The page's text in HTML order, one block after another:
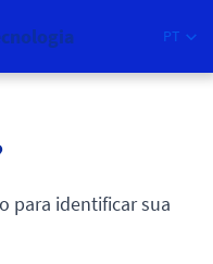
PT
para identificar sua